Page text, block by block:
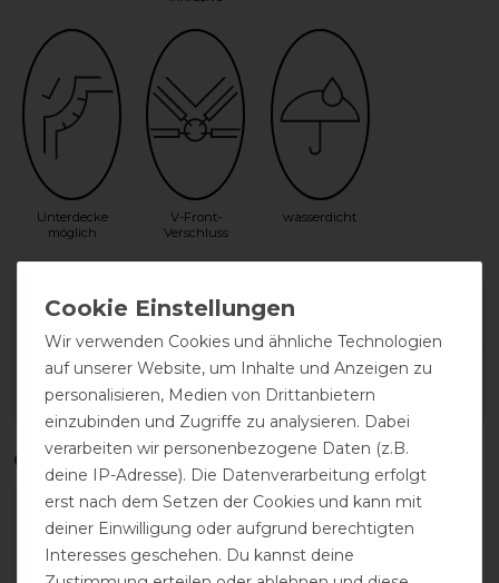
Unterdecke
möglich
V-Front-
Verschluss
wasserdicht
Herstellergarantie
Wasch- und Pflegehinweis
Qualitätsstufen
Wir verwenden Cookies und ähnliche Technologien
auf unserer Website, um Inhalte und Anzeigen zu
personalisieren, Medien von Drittanbietern
einzubinden und Zugriffe zu analysieren. Dabei
verarbeiten wir personenbezogene Daten (z.B.
deine IP-Adresse). Die Datenverarbeitung erfolgt
erst nach dem Setzen der Cookies und kann mit
deiner Einwilligung oder aufgrund berechtigten
Interesses geschehen. Du kannst deine